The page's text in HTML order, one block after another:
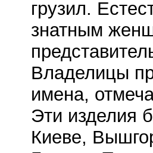
грузил.
знатным
Владелицы
имена,
Эти изделия
Киеве,